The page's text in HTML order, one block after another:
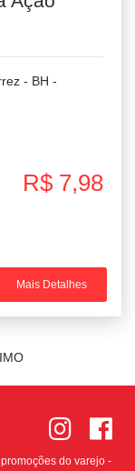
- BH -
R$ 7,98
Mais Detalhes
do varejo -